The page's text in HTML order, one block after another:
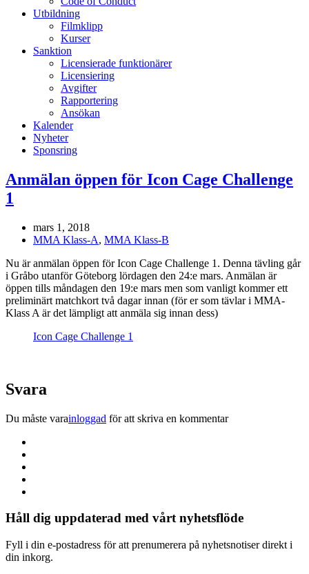
Utbildning
Filmklipp
Kurser
Sanktion
Licensierade funktionärer
Licensiering
Avgifter
Rapportering
Ansökan
Kalender
Nyheter
Sponsring
Anmälan öppen för Icon Cage Challenge
1
mars 1, 2018
MMA Klass-A, MMA Klass-B
Nu är anmälan öppen för Icon Cage Challenge 1. Denna tävling går
i Gråbo utanför Göteborg lördagen den 24:e mars. Anmälan är
öppen tills måndagen den 19:e mars men som vanligt kommer ett
preliminärt matchkort två dagar innan (för er som tävlar i MMA-
Klass A är det lämpligt att anmäla sig innan dess)
Icon Cage Challenge 1
Svara
Du måste varainloggad för att skriva en kommentar
Håll dig uppdaterad med vårt nyhetsflöde
Fyll i din e-postadress för att prenumerera på nyhetsnotiser direkt i
din inkorg.